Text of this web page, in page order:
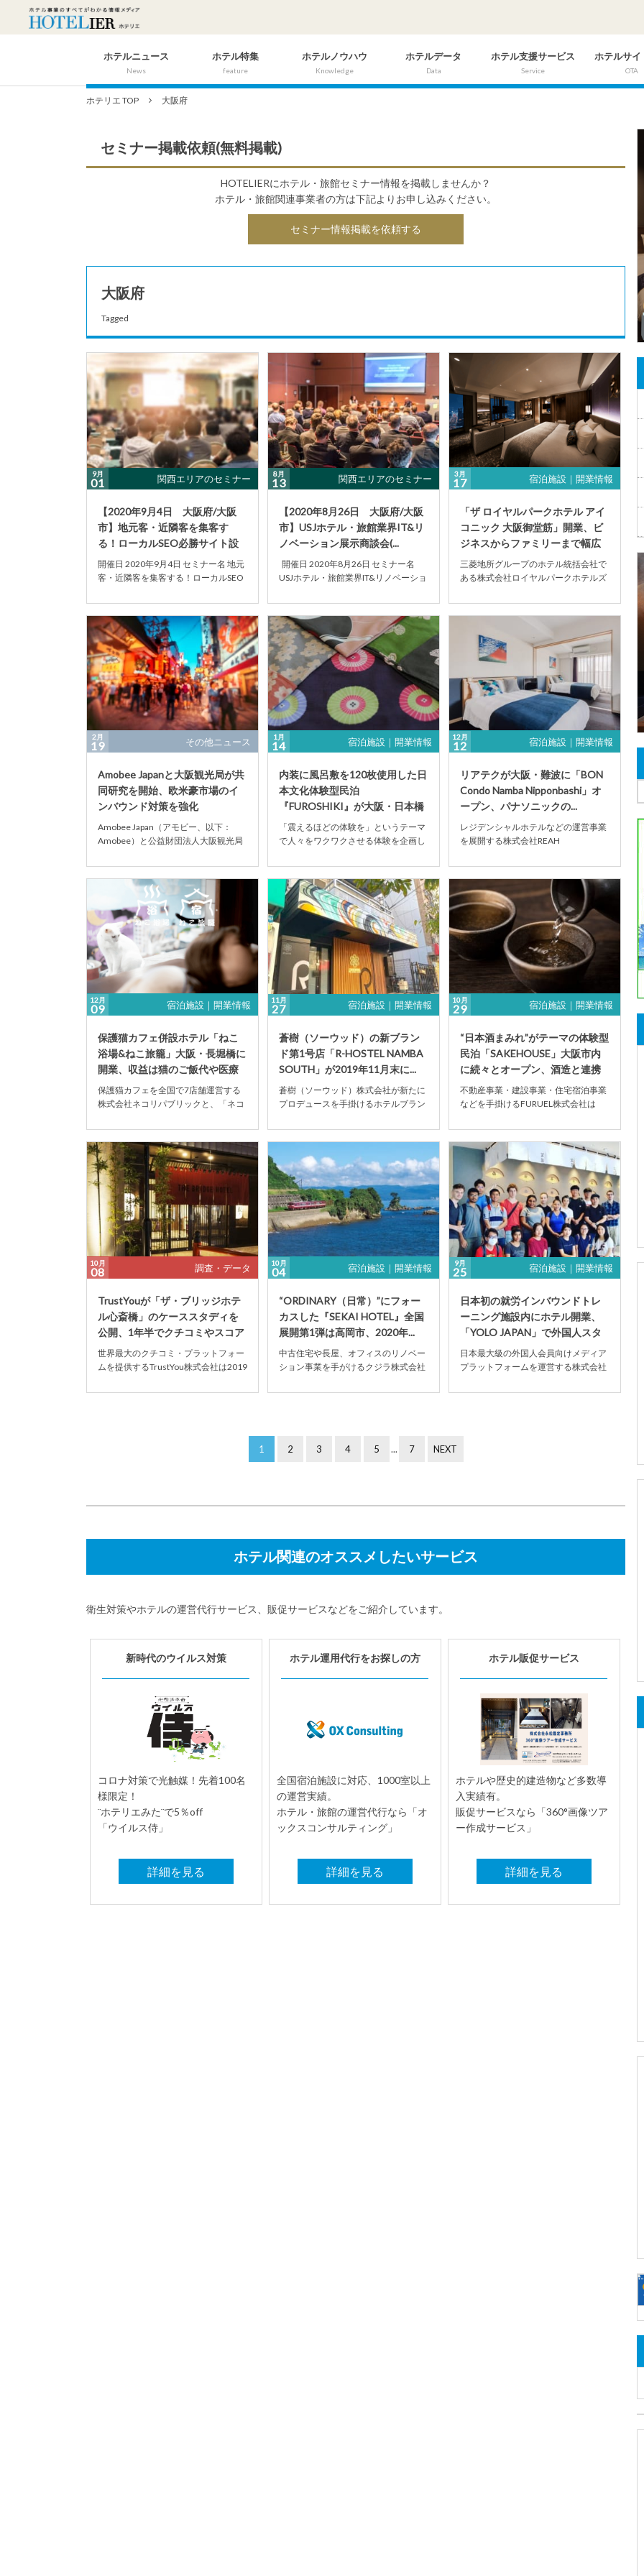
ホテルニュース
News
ホテル特集
feature
ホテルノウハウ
Knowledge
ホテルデータ
Data
ホテル支援サービス
Service
ホテルサイ
OTA
ホテリエ TOP 大阪府
セミナー掲載依頼(無料掲載)
HOTELIERにホテル・旅館セミナー情報を掲載しませんか？
ホテル・旅館関連事業者の方は下記よりお申し込みください。
セミナー情報掲載を依頼する
大阪府
Tagged
9月
01 関西エリアのセミナー
【2020年9月4日 大阪府/大阪
市】地元客・近隣客を集客す
る！ローカルSEO必勝サイト設
計術セミナー
開催日 2020年9月4日 セミナー名 地元
客・近隣客を集客する！ローカルSEO
体 ...
8月
13 関西エリアのセミナー
【2020年8月26日 大阪府/大阪
市】USJホテル・旅館業界IT&リ
ノベーション展示商談会(...
開催日 2020年8月26日 セミナー名
USJホテル・旅館業界IT&リノベーショ
3月
17 宿泊施設｜開業情報
「ザ ロイヤルパークホテル アイ
コニック 大阪御堂筋」開業、ビ
ジネスからファミリーまで幅広
い客層に対応
三菱地所グループのホテル統括会社で
ある株式会社ロイヤルパークホテルズ
レミアム宿泊...
2月
19 その他ニュース
Amobee Japanと大阪観光局が共
同研究を開始、欧米豪市場のイ
ンバウンド対策を強化
Amobee Japan（アモビー、以下：
Amobee）と公益財団法人大阪観光局
ー...
1月
14 宿泊施設｜開業情報
内装に風呂敷を120枚使用した日
本文化体験型民泊
『FUROSHIKI』が大阪・日本橋
に開業
「震えるほどの体験を」というテーマ
で人々をワクワクさせる体験を企画し
文化体験型の民...
12月
12 宿泊施設｜開業情報
リアテクが大阪・難波に「BON
Condo Namba Nipponbashi」オ
ープン、パナソニックの...
レジデンシャルホテルなどの運営事業
を展開する株式会社REAH
2019年12...
12月
09 宿泊施設｜開業情報
保護猫カフェ併設ホテル「ねこ
浴場&ねこ旅籠」大阪・長堀橋に
開業、収益は猫のご飯代や医療
費に
保護猫カフェを全国で7店舗運営する
株式会社ネコリパブリックと、「ネコ
会社が共同運営で、...
11月
27 宿泊施設｜開業情報
蒼樹（ソーウッド）の新ブラン
ド第1号店「R-HOSTEL NAMBA
SOUTH」が2019年11月末に...
蒼樹（ソーウッド）株式会社が新たに
プロデュースを手掛けるホテルブラン
HOSTEL ...
10月
29 宿泊施設｜開業情報
“日本酒まみれ”がテーマの体験型
民泊「SAKEHOUSE」大阪市内
に続々とオープン、酒造と連携
し見学ツア...
不動産事業・建設事業・住宅宿泊事業
などを手掛けるFURUEL株式会社は
をテーマに...
10月
08 調査・データ
TrustYouが「ザ・ブリッジホテ
ル心斎橋」のケーススタディを
公開、1年半でクチコミやスコア
が大きく改...
世界最大のクチコミ・プラットフォー
ムを提供するTrustYou株式会社は2019
株式...
10月
04 宿泊施設｜開業情報
“ORDINARY（日常）”にフォー
カスした『SEKAI HOTEL』全国
展開第1弾は高岡市、2020年...
中古住宅や長屋、オフィスのリノベー
ション事業を手がけるクジラ株式会社
んでいた『S...
9月
25 宿泊施設｜開業情報
日本初の就労インバウンドトレ
ーニング施設内にホテル開業、
「YOLO JAPAN」で外国人スタ
ッフを採用
日本最大級の外国人会員向けメディア
プラットフォームを運営する株式会社
する日本初...
1 2 3 4 5 ... 7 NEXT
ホテル関連のオススメしたいサービス
衛生対策やホテルの運営代行サービス、販促サービスなどをご紹介しています。
新時代のウイルス対策
コロナ対策で光触媒！先着100名
様限定！
¨ホテリエみた¨で5％off
「ウイルス侍」
詳細を見る
ホテル運用代行をお探しの方
全国宿泊施設に対応、1000室以上
の運営実績。
ホテル・旅館の運営代行なら「オ
ックスコンサルティング」
詳細を見る
ホテル販促サービス
ホテルや歴史的建造物など多数導
入実績有。
販促サービスなら「360°画像ツア
ー作成サービス」
詳細を見る